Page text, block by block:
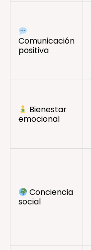
Comunicación
positiva
Bienestar
emocional
Conciencia
social